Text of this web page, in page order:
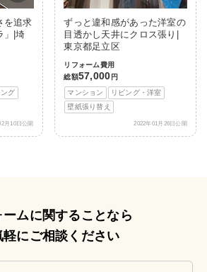
を追求
」|埼
グ
月10日公開
ずっと違和感があった洋室の
目透かし天井にクロス張り|
東京都足立区
リフォーム費用
総額57,000 円
マンション
リビング・洋室
壁紙張り替え
2022年01月26日公開
ームに関することなら
軽にご相談ください